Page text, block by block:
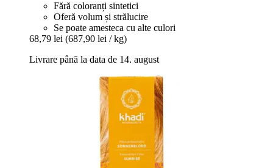
Fără coloranți sintetici
Oferă volum și strălucire
Se poate amesteca cu alte culori
68,79 lei (687,90 lei / kg)
Livrare până la data de 14. august